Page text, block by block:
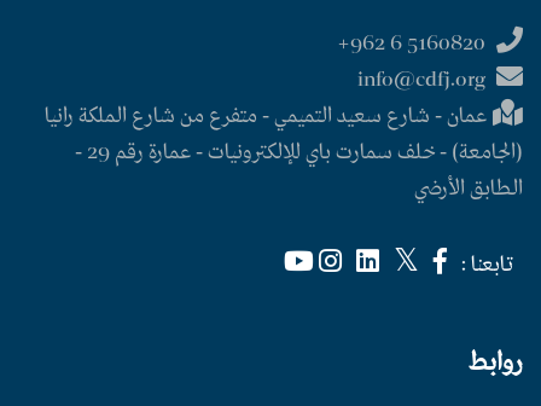
عمان - شارع سعيد التميمي - متفرع من شارع الملكة رانيا
(الجامعة) - خلف سمارت باي للإلكترونيات - عمارة رقم 29 -
الطابق الأرضي
تابعنا :
روابط